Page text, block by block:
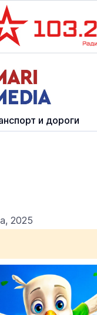
и дороги
2025